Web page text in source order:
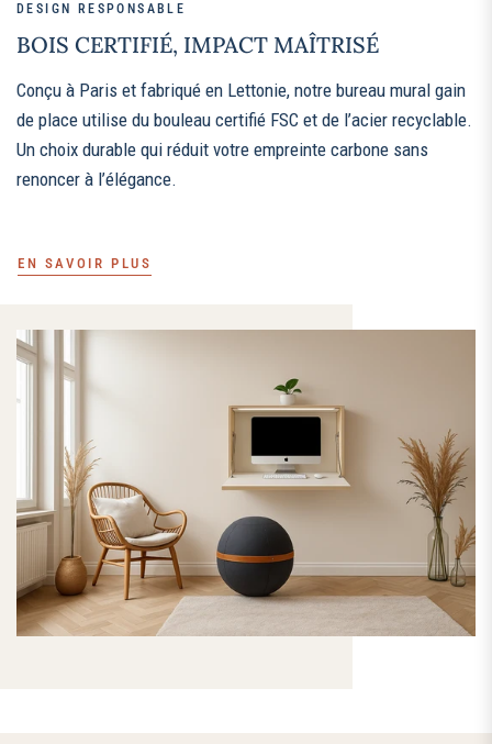
DESIGN RESPONSABLE
BOIS CERTIFIÉ, IMPACT MAÎTRISÉ
Conçu à Paris et fabriqué en Lettonie, notre bureau mural gain
de place utilise du bouleau certifié FSC et de l’acier recyclable.
Un choix durable qui réduit votre empreinte carbone sans
renoncer à l’élégance.
EN SAVOIR PLUS